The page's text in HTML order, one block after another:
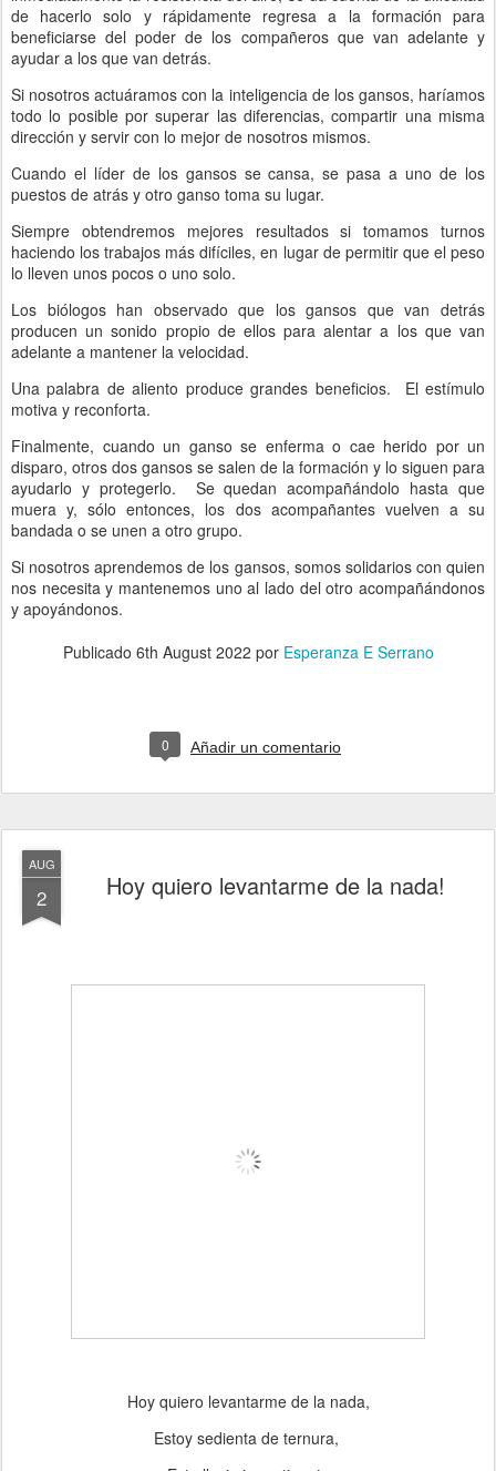
de hacerlo solo y rápidamente regresa a la formación para
beneficiarse del poder de los compañeros que van adelante y
ayudar a los que van detrás.
Si nosotros actuáramos con la inteligencia de los gansos, haríamos
todo lo posible por superar las diferencias, compartir una misma
dirección y servir con lo mejor de nosotros mismos.
Cuando el líder de los gansos se cansa, se pasa a uno de los
puestos de atrás y otro ganso toma su lugar.
Siempre obtendremos mejores resultados si tomamos turnos
haciendo los trabajos más difíciles, en lugar de permitir que el peso
lo lleven unos pocos o uno solo.
Los biólogos han observado que los gansos que van detrás
producen un sonido propio de ellos para alentar a los que van
adelante a mantener la velocidad.
Una palabra de aliento produce grandes beneficios. El estímulo
motiva y reconforta.
Finalmente, cuando un ganso se enferma o cae herido por un
disparo, otros dos gansos se salen de la formación y lo siguen para
ayudarlo y protegerlo. Se quedan acompañándolo hasta que
muera y, sólo entonces, los dos acompañantes vuelven a su
bandada o se unen a otro grupo.
Si nosotros aprendemos de los gansos, somos solidarios con quien
nos necesita y mantenemos uno al lado del otro acompañándonos
y apoyándonos.
Publicado 6th August 2022 por Esperanza E Serrano
0 Añadir un comentario
AUG
2 Hoy quiero levantarme de la nada!
Hoy quiero levantarme de la nada,
Estoy sedienta de ternura,